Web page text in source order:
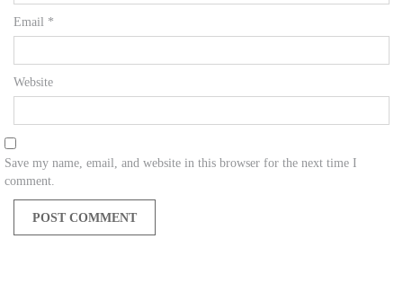
Email *
Website
Save my name, email, and website in this browser for the next time I
comment.